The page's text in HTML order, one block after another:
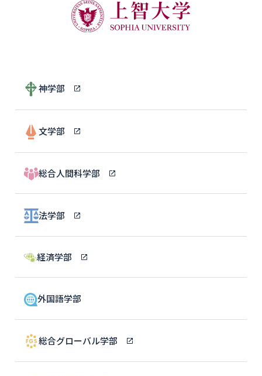
神学部
文学部
総合人間科学部
法学部
経済学部
外国語学部
総合グローバル学部